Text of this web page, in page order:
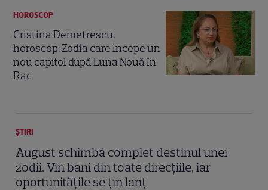
HOROSCOP
Cristina Demetrescu,
horoscop: Zodia care începe un
nou capitol după Luna Nouă în
Rac
ȘTIRI
August schimbă complet destinul unei
zodii. Vin bani din toate direcțiile, iar
oportunitățile se țin lanț